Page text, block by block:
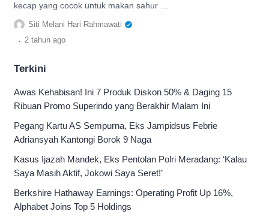
kecap yang cocok untuk makan sahur di
Bulan Ramadhan 2024, Berikut ini
informasinya.
Siti Melani Hari Rahmawati
. 2 tahun ago
Terkini
Awas Kehabisan! Ini 7 Produk Diskon 50% & Daging 15
Ribuan Promo Superindo yang Berakhir Malam Ini
Pegang Kartu AS Sempurna, Eks Jampidsus Febrie
Adriansyah Kantongi Borok 9 Naga
Kasus Ijazah Mandek, Eks Pentolan Polri Meradang: ‘Kalau
Saya Masih Aktif, Jokowi Saya Seret!’
Berkshire Hathaway Earnings: Operating Profit Up 16%,
Alphabet Joins Top 5 Holdings